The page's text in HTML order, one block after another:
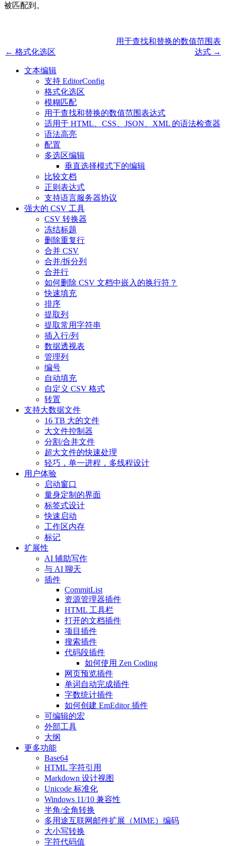
被匹配到。
← 格式化选区
用于查找和替换的数值范围表
达式 →
文本编辑
支持 EditorConfig
格式化选区
模糊匹配
用于查找和替换的数值范围表达式
适用于 HTML、CSS、JSON、XML 的语法检查器
语法高亮
配置
多选区编辑
垂直选择模式下的编辑
比较文档
正则表达式
支持语言服务器协议
强大的 CSV 工具
CSV 转换器
冻结标题
删除重复行
合并 CSV
合并/拆分列
合并行
如何删除 CSV 文档中嵌入的换行符？
快速填充
排序
提取列
提取常用字符串
插入行/列
数据透视表
管理列
编号
自动填充
自定义 CSV 格式
转置
支持大数据文件
16 TB 大的文件
大文件控制器
分割/合并文件
超大文件的快速处理
轻巧，单一进程，多线程设计
用户体验
启动窗口
量身定制的界面
标签式设计
快速启动
工作区内存
标记
扩展性
AI 辅助写作
与 AI 聊天
插件
CommitList
资源管理器插件
HTML 工具栏
打开的文档插件
项目插件
搜索插件
代码段插件
如何使用 Zen Coding
网页预览插件
单词自动完成插件
字数统计插件
如何创建 EmEditor 插件
可编辑的宏
外部工具
大纲
更多功能
Base64
HTML 字符引用
Markdown 设计视图
Unicode 标准化
Windows 11/10 兼容性
半角/全角转换
多用途互联网邮件扩展（MIME）编码
大小写转换
字符代码值